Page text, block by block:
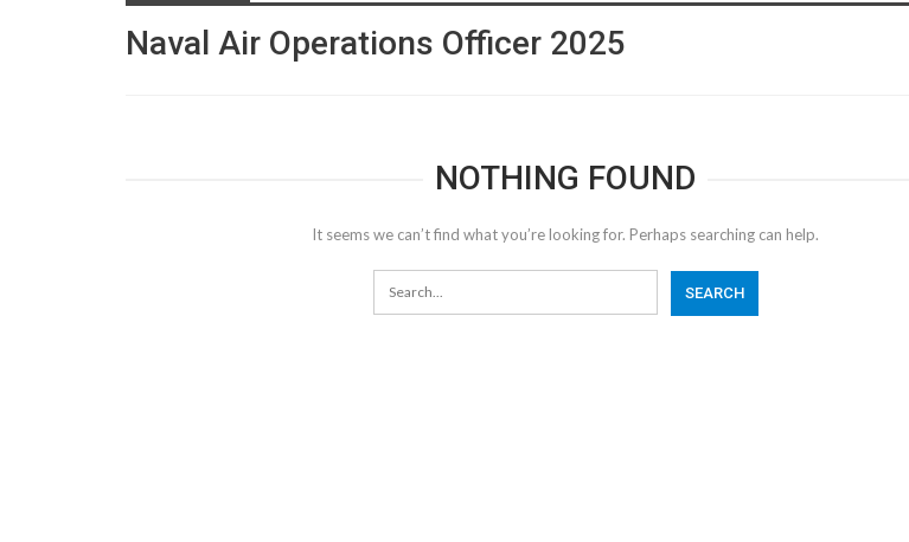
Naval Air Operations Officer 2025
NOTHING FOUND
It seems we can’t find what you’re looking for. Perhaps searching can help.